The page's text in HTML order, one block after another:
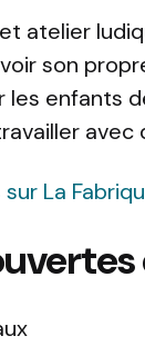
atelier
son
les enfants
sur La